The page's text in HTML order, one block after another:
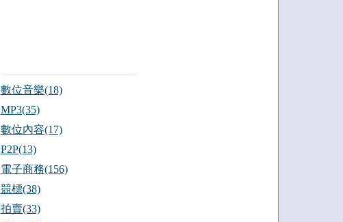
數位音樂(18)
MP3(35)
數位內容(17)
P2P(13)
電子商務(156)
競標(38)
拍賣(33)